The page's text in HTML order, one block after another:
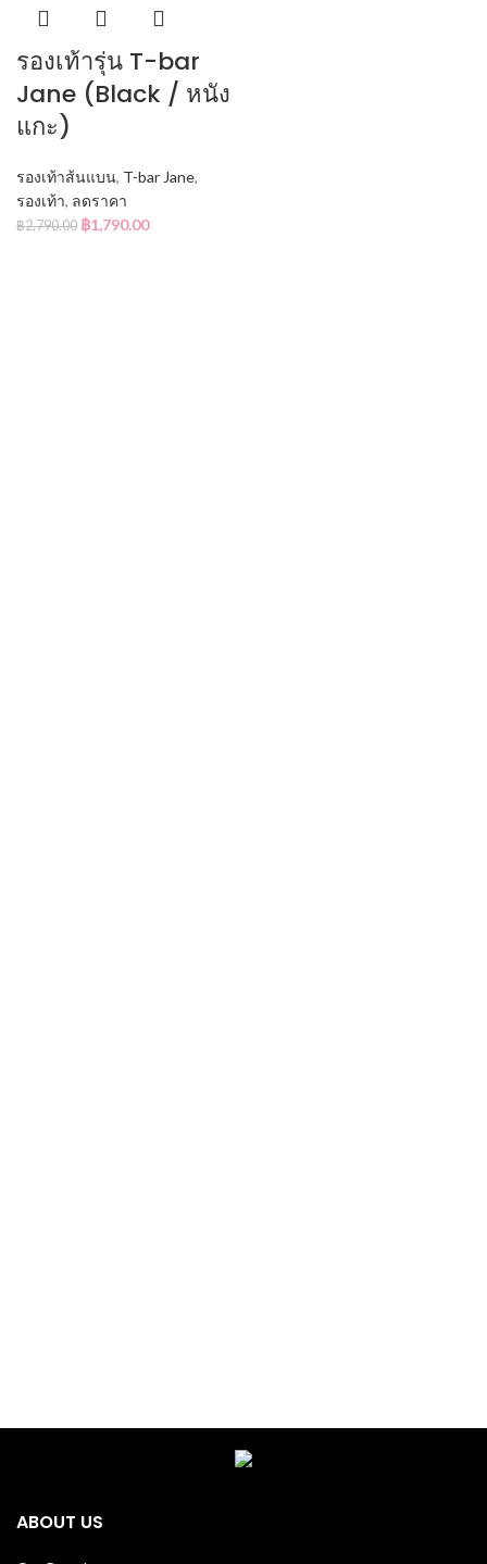
รองเท้ารุ่น T-bar
Jane (Black / หนัง
แกะ)
รองเท้าส้นแบน, T-bar Jane,
รองเท้า, ลดราคา
฿2,790.00 ฿1,790.00
ABOUT US